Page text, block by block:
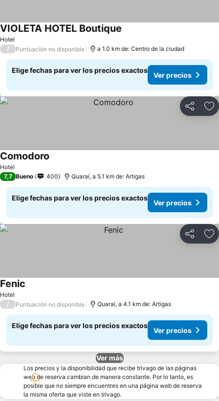
Hotel
VIOLETA HOTEL Boutique
/ Puntuación no disponible a 1.0 km de: Centro de la ciudad
Elige fechas para ver los precios exactos
Ver precios
Compartir
Hotel
Comodoro
7,7 Bueno 400 Quaraí, a 5.1 km de: Artigas
Elige fechas para ver los precios exactos
Ver precios
Compartir
Hotel
Fenic
/ Puntuación no disponible Quaraí, a 4.1 km de: Artigas
Elige fechas para ver los precios exactos
Ver precios
Ver más
Los precios y la disponibilidad que recibe trivago de las páginas
web de reserva cambian de manera constante. Por lo tanto, es
posible que no siempre encuentres en una página web de reserva
la misma oferta que viste en trivago.